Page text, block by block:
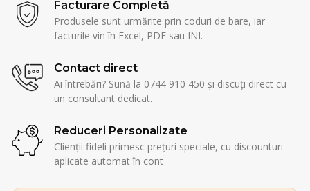
Facturare Completă
Produsele sunt urmărite prin coduri de bare, iar
facturile vin în Excel, PDF sau INI.
Contact direct
Ai întrebări? Sună la 0744 910 450 și discuți direct cu
un consultant dedicat.
Reduceri Personalizate
Clienții fideli primesc prețuri speciale, cu discounturi
aplicate automat în cont